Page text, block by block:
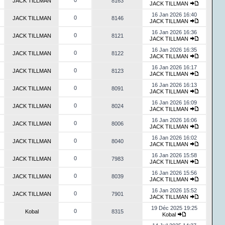
JACK TILLMAN
JACK TILLMAN 0 8146
16 Jan 2026 16:40
JACK TILLMAN
JACK TILLMAN 0 8121
16 Jan 2026 16:36
JACK TILLMAN
JACK TILLMAN 0 8122
16 Jan 2026 16:35
JACK TILLMAN
JACK TILLMAN 0 8123
16 Jan 2026 16:17
JACK TILLMAN
JACK TILLMAN 0 8091
16 Jan 2026 16:13
JACK TILLMAN
JACK TILLMAN 0 8024
16 Jan 2026 16:09
JACK TILLMAN
JACK TILLMAN 0 8006
16 Jan 2026 16:06
JACK TILLMAN
JACK TILLMAN 0 8040
16 Jan 2026 16:02
JACK TILLMAN
JACK TILLMAN 0 7983
16 Jan 2026 15:58
JACK TILLMAN
JACK TILLMAN 0 8039
16 Jan 2026 15:56
JACK TILLMAN
JACK TILLMAN 0 7901
16 Jan 2026 15:52
JACK TILLMAN
Kobal 0 8315
19 Déc 2025 19:25
Kobal